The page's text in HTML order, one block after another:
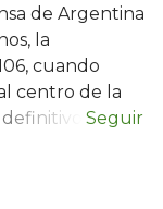
de Argentina
la
cuando
centro de la